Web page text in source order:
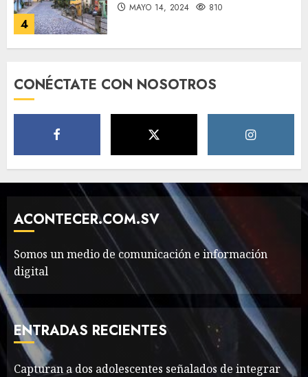
4
MAYO 14, 2024 810
Classic Cars in a Retro
The full story of
Thailand’s extraordinary
cave rescue
MAYO 14, 2024 1002
7
Valentino Goes
Deliberately Feminine for
Fall 2018
MAYO 16, 2024 765
CONÉCTATE CON NOSOTROS
ACONTECER.COM.SV
Somos un medio de comunicación e información
digital
ENTRADAS RECIENTES
Capturan a dos adolescentes señalados de integrar